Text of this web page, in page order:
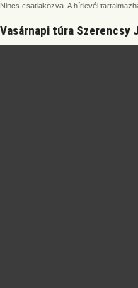
Nincs csatlakozva. A hírlevél
Vasárnapi túra Szerencsy